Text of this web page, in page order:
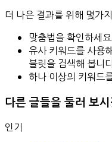
더 나은 결과를 위해 몇가
맞춤법을 확인하세요.
유사 키워드를 사용
블릿을 검색해 봅니
하나 이상의 키워드
다른 글들을 둘러 보
인기